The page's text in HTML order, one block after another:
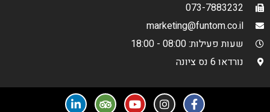
073-7883232
marketing@funtom.co.il
שעות פעילות: 08:00 - 18:00
נורדאו 6 נס ציונה